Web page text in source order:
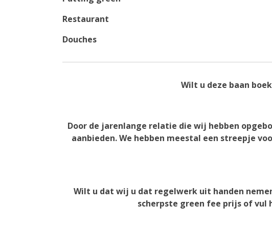
Restaurant
Douches
Wilt u deze baan
Door de jarenlange relatie die wij hebben
aanbieden. We hebben meestal een streepje
Wilt u dat wij u dat regelwerk uit handen
scherpste green fee prijs of vul